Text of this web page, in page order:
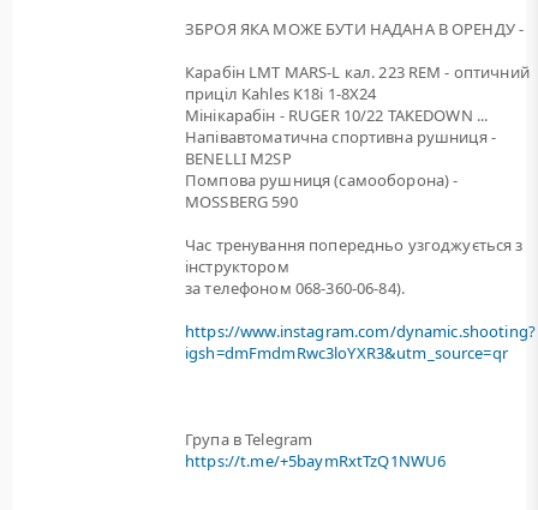
ЗБРОЯ ЯКА МОЖЕ БУТИ НАДАНА В ОРЕНДУ -
Карабін LMT MARS-L кал. 223 REM - оптичний
приціл Kahles K18i 1-8X24
Мінікарабін - RUGER 10/22 TAKEDOWN ...
Напівавтоматична спортивна рушниця -
BENELLI M2SP
Помпова рушниця (самооборона) -
MOSSBERG 590
Час тренування попередньо узгоджується з
інструктором
за телефоном 068-360-06-84).
https://www.instagram.com/dynamic.shooting?
igsh=dmFmdmRwc3loYXR3&utm_source=qr
Група в Telegram
https://t.me/+5baymRxtTzQ1NWU6